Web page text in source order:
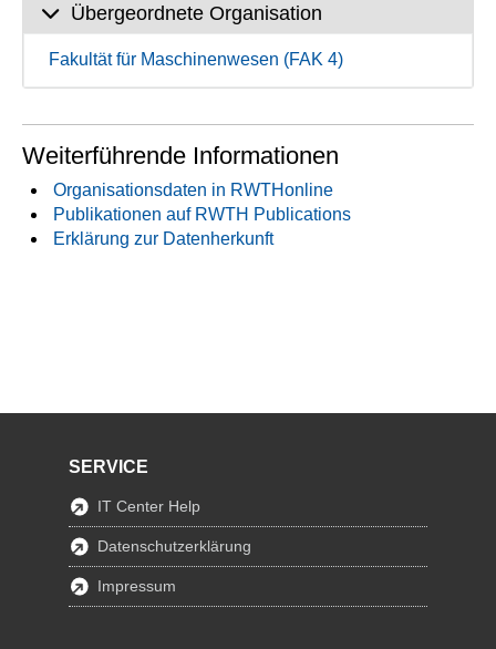
Übergeordnete Organisation
Fakultät für Maschinenwesen (FAK 4)
Weiterführende Informationen
Organisationsdaten in RWTHonline
Publikationen auf RWTH Publications
Erklärung zur Datenherkunft
SERVICE
IT Center Help
Datenschutzerklärung
Impressum